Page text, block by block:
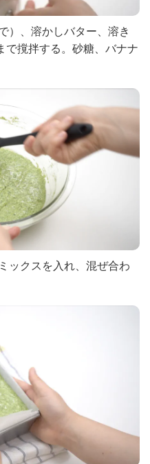
）、溶かしバター、溶き
で撹拌する。砂糖、バナナ
クスを入れ、混ぜ合わ